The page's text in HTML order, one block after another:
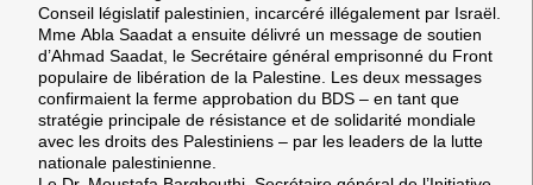
Conseil législatif palestinien, incarcéré illégalement par Israël.
Mme Abla Saadat a ensuite délivré un message de soutien
d’Ahmad Saadat , le Secrétaire général emprisonné du Front
populaire de libération de la Palestine. Les deux messages
confirmaient la ferme approbation du BDS – en tant que
stratégie principale de résistance et de solidarité mondiale
avec les droits des Palestiniens – par les leaders de la lutte
nationale palestinienne.